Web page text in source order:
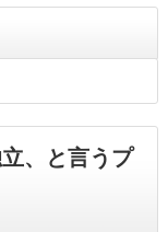
、と言うプ